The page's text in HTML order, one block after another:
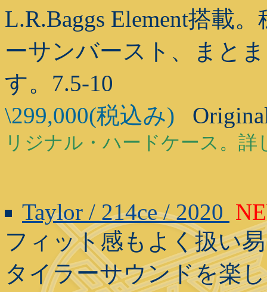
L.R.Baggs Element搭載
ーサンバースト、まと
す。7.5-10
\299,000(税込み)
リジナル・ハードケース。
Taylor / 214ce / 2020
フィット感もよく扱い
タイラーサウンドを楽